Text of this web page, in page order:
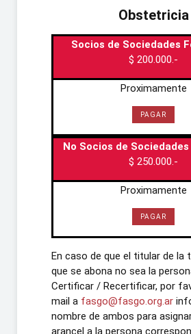
Obstetricia
Socios de Sociedades
$ 200.000.-
Proximamente
PAGAR
No Socios de
$ 250.000.-
Proximamente
PAGAR
En caso de que el titular de la
que se abona no sea la
Certificar / Recertificar, por
mail a fasgo@fasgo.org.ar
nombre de ambos para
arancel a la persona